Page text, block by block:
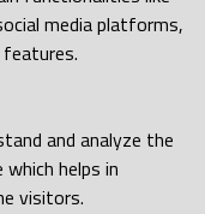
media platforms,
and analyze the
helps in
visitors.